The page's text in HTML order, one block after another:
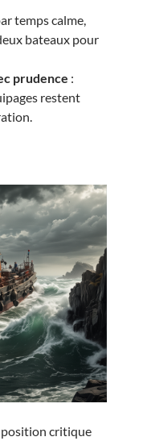
temps calme,
bateaux pour
prudence :
restent
position critique